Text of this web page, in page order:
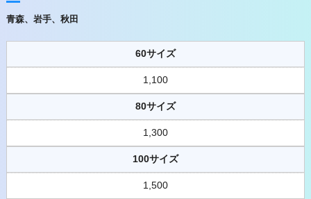
青森、岩手、秋田
60サイズ
1,100
80サイズ
1,300
100サイズ
1,500